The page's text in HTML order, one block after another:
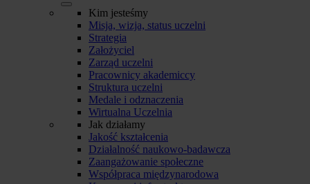
Kim jesteśmy
Misja, wizja, status uczelni
Strategia
Założyciel
Zarząd uczelni
Pracownicy akademiccy
Struktura uczelni
Medale i odznaczenia
Wirtualna Uczelnia
Jak działamy
Jakość kształcenia
Działalność naukowo-badawcza
Zaangażowanie społeczne
Współpraca międzynarodowa